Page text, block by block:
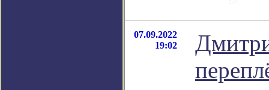
07.09.2022
19:02